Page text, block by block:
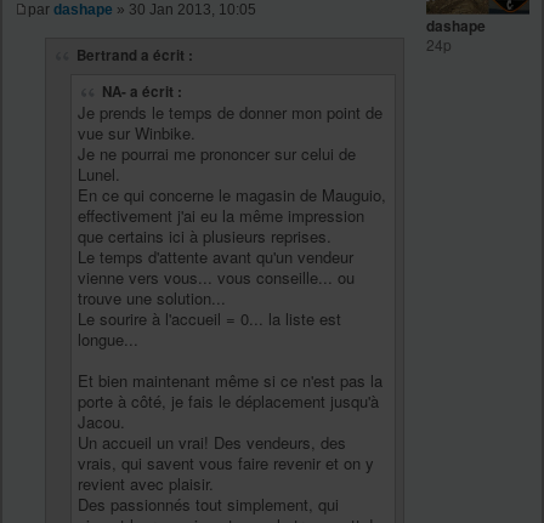
par dashape » 30 Jan 2013, 10:05
Bertrand a écrit :
NA- a écrit :
Je prends le temps de donner mon point de
vue sur Winbike.
Je ne pourrai me prononcer sur celui de
Lunel.
En ce qui concerne le magasin de Mauguio,
effectivement j'ai eu la même impression
que certains ici à plusieurs reprises.
Le temps d'attente avant qu'un vendeur
vienne vers vous... vous conseille... ou
trouve une solution...
Le sourire à l'accueil = 0... la liste est
longue...
Et bien maintenant même si ce n'est pas la
porte à côté, je fais le déplacement jusqu'à
Jacou.
Un accueil un vrai! Des vendeurs, des
vrais, qui savent vous faire revenir et on y
revient avec plaisir.
Des passionnés tout simplement, qui
dashape
24p